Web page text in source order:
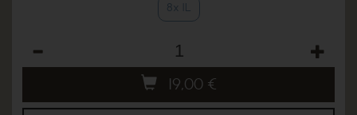
8x 1L
19,00 €